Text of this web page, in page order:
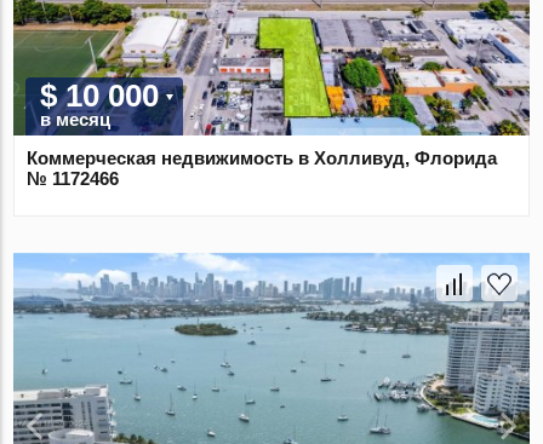
$ 10 000
в месяц
Коммерческая недвижимость в Холливуд, Флорида
№ 1172466